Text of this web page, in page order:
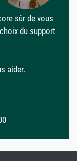
sûr de vous
du support
aider.